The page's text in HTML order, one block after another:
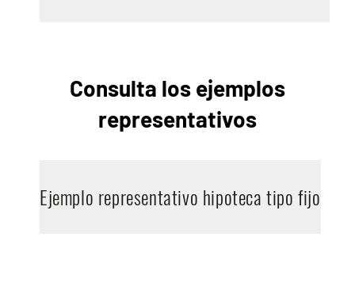
Consulta los ejemplos
representativos
Ejemplo representativo hipoteca tipo fijo